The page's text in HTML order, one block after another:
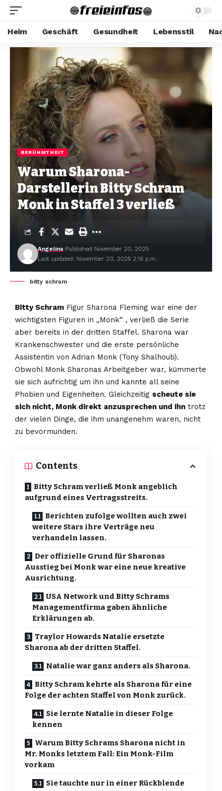
Heim Geschäft Gesundheit Lebensstil
BERÜHMTHEIT
Warum Sharona-
Darstellerin Bitty Schram
Monk in Staffel 3 verließ
Last updated: November 20, 2025 2:16 p.m.
Angelina Published November 20, 2025
bitty schram
Bitty Schram Figur Sharona Fleming war eine der
wichtigsten Figuren in „Monk“ , verließ die Serie
aber bereits in der dritten Staffel. Sharona war
Krankenschwester und die erste persönliche
Assistentin von Adrian Monk (Tony Shalhoub).
Obwohl Monk Sharonas Arbeitgeber war, kümmerte
sie sich aufrichtig um ihn und kannte all seine
Phobien und Eigenheiten. Gleichzeitig scheute sie
sich nicht, Monk direkt anzusprechen und ihn trotz
der vielen Dinge, die ihm unangenehm waren, nicht
zu bevormunden.
Contents
Bitty Schram verließ Monk angeblich
aufgrund eines Vertragsstreits.
Berichten zufolge wollten auch zwei
weitere Stars ihre Verträge neu
verhandeln lassen.
Der offizielle Grund für Sharonas
Ausstieg bei Monk war eine neue kreative
Ausrichtung.
USA Network und Bitty Schrams
Managementfirma gaben ähnliche
Erklärungen ab.
Traylor Howards Natalie ersetzte
Sharona ab der dritten Staffel.
Natalie war ganz anders als Sharona.
Bitty Schram kehrte als Sharona für eine
Folge der achten Staffel von Monk zurück.
Sie lernte Natalie in dieser Folge
kennen
Warum Bitty Schrams Sharona nicht in
Mr. Monks letztem Fall: Ein Monk-Film
vorkam
Sie tauchte nur in einer Rückblende